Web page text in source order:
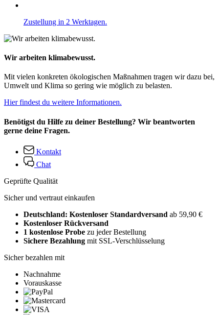
Zustellung in 2 Werktagen.
Wir arbeiten klimabewusst.
Mit vielen konkreten ökologischen Maßnahmen tragen wir dazu bei,
Umwelt und Klima so gering wie möglich zu belasten.
Hier findest du weitere Informationen.
Benötigst du Hilfe zu deiner Bestellung? Wir beantworten
gerne deine Fragen.
Kontakt
Chat
Geprüfte Qualität
Sicher und vertraut einkaufen
Deutschland: Kostenloser Standardversand ab 59,90 €
Kostenloser Rückversand
1 kostenlose Probe zu jeder Bestellung
Sichere Bezahlung mit SSL-Verschlüsselung
Sicher bezahlen mit
Nachnahme
Vorauskasse